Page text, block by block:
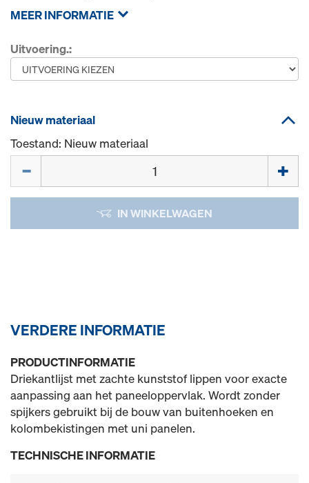
MEER INFORMATIE
Uitvoering.:
Nieuw materiaal
Toestand: Nieuw materiaal
IN WINKELWAGEN
VERDERE INFORMATIE
PRODUCTINFORMATIE
Driekantlijst met zachte kunststof lippen voor exacte
aanpassing aan het paneeloppervlak. Wordt zonder
spijkers gebruikt bij de bouw van buitenhoeken en
kolombekistingen met uni panelen.
TECHNISCHE INFORMATIE